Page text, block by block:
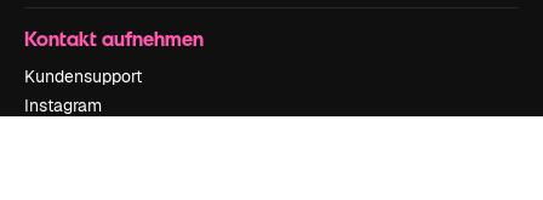
Kontakt aufnehmen
Kundensupport
Instagram